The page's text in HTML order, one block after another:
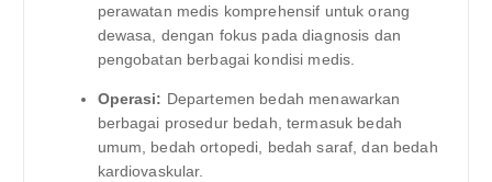
perawatan medis komprehensif untuk orang
dewasa, dengan fokus pada diagnosis dan
pengobatan berbagai kondisi medis.
Operasi: Departemen bedah menawarkan
berbagai prosedur bedah, termasuk bedah
umum, bedah ortopedi, bedah saraf, dan bedah
kardiovaskular.